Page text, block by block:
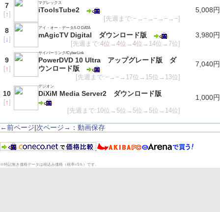
7
[↑]
マグレックス
iToolsTube2
[先週まで:−→−→−→−→−]
5,008円
8
[↓]
アイ・オー・データ/I-O DATA
mAgicTV Digital ダウンロード版
[先週まで:4位 →4位 →4位 →14位→7位]
3,980円
9
[↑]
サイバーリンク/CyberLink
PowerDVD 10 Ultra アップグレード版 ダ
ウンロード版
[先週まで:−→−→17位→15位→13位]
7,040円
10
[↑]
デジオン
DiXiM Media Server2 ダウンロード版
[先週まで:10位→5位→5位→5位→14位]
1,000円
←前ページ|次ページ→：動画保存
※特記無き価格データは税込み価格（税率=5％）です。